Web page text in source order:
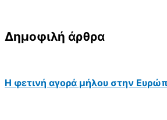
Δημοφιλή άρθρα
Η φετινή αγορά μήλου στην